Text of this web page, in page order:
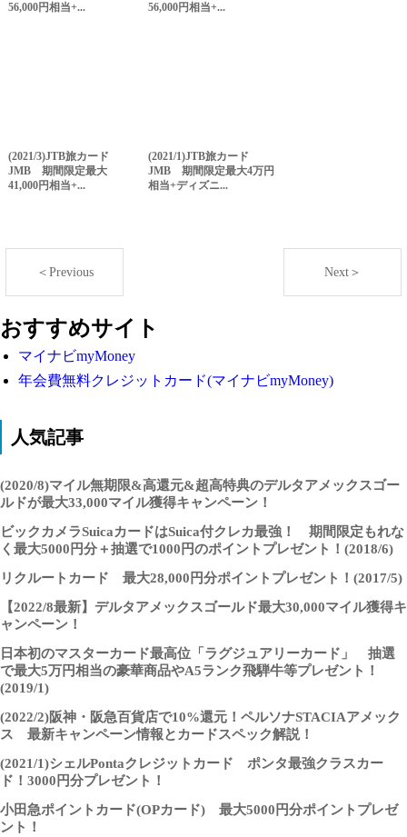
56,000円相当+...
56,000円相当+...
(2021/3)JTB旅カード
JMB 期間限定最大
41,000円相当+...
(2021/1)JTB旅カード
JMB 期間限定最大4万円
相当+ディズニ...
＜Previous Next＞
おすすめサイト
マイナビmyMoney
年会費無料クレジットカード(マイナビmyMoney)
人気記事
(2020/8)マイル無期限&高還元&超高特典のデルタアメックスゴー
ルドが最大33,000マイル獲得キャンペーン！
ビックカメラSuicaカードはSuica付クレカ最強！ 期間限定もれな
く最大5000円分＋抽選で1000円のポイントプレゼント！(2018/6)
リクルートカード 最大28,000円分ポイントプレゼント！(2017/5)
【2022/8最新】デルタアメックスゴールド最大30,000マイル獲得キ
ャンペーン！
日本初のマスターカード最高位「ラグジュアリーカード」 抽選
で最大5万円相当の豪華商品やA5ランク飛騨牛等プレゼント！
(2019/1)
(2022/2)阪神・阪急百貨店で10%還元！ペルソナSTACIAアメック
ス 最新キャンペーン情報とカードスペック解説！
(2021/1)シェルPontaクレジットカード ポンタ最強クラスカー
ド！3000円分プレゼント！
小田急ポイントカード(OPカード) 最大5000円分ポイントプレゼ
ント！